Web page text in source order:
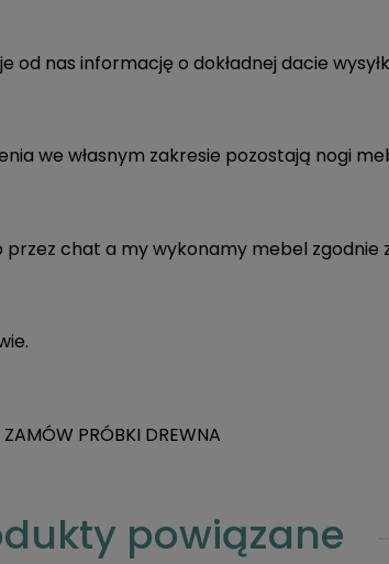
nas informację o dokładnej dacie
we własnym zakresie pozostają nogi
chat a my wykonamy mebel zgodnie
ZAMÓW PRÓBKI DREWNA
powiązane